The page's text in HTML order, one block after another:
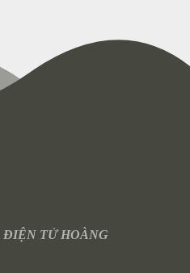
ĐIỆN TỬ HOÀNG